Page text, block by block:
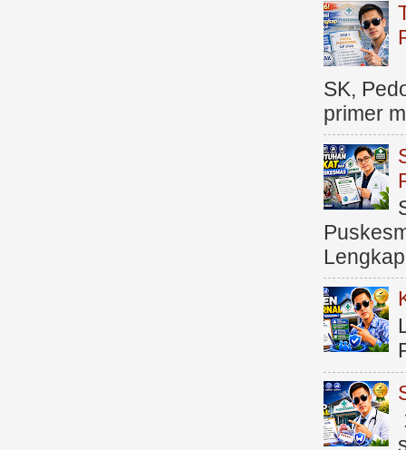
SK,
primer